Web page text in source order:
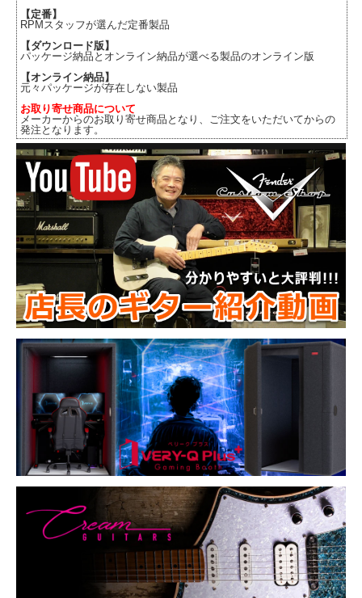
【定番】
RPMスタッフが選んだ定番製品
【ダウンロード版】
パッケージ納品とオンライン納品が選べる製品のオンライン版
【オンライン納品】
元々パッケージが存在しない製品
お取り寄せ商品について
メーカーからのお取り寄せ商品となり、ご注文をいただいてからの
発注となります。